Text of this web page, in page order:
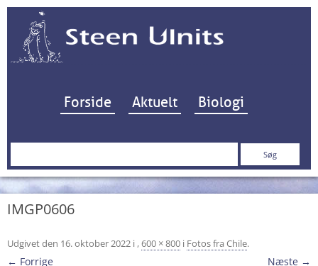
Hop til indhold
Forside Aktuelt Biologi
Søg
IMGP0606
Udgivet den 16. oktober 2022 i ,600 × 800 i Fotos fra Chile.
← Forrige Næste →